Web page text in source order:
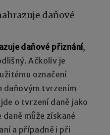
daňové
daňové přiznání,
Ačkoliv je
označení
daňovým tvrzením
o tvrzení daně jako
může získané
a případně i při